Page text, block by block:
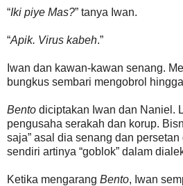
“Iki piye Mas?” tanya Iwan.
“Apik. Virus kabeh.”
Iwan dan kawan-kawan senang.
bungkus sembari mengobrol
Bento diciptakan Iwan dan Naniel.
pengusaha serakah dan korup.
saja” asal dia senang dan
sendiri artinya “goblok” dalam
Ketika mengarang Bento, Iwan